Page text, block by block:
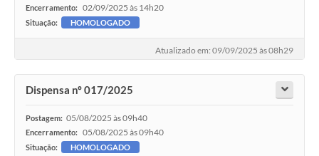
Encerramento: 02/09/2025 às 14h20
Situação: HOMOLOGADO
Atualizado em: 09/09/2025 às 08h29
Dispensa nº 017/2025
Postagem: 05/08/2025 às 09h40
Encerramento: 05/08/2025 às 09h40
Situação: HOMOLOGADO